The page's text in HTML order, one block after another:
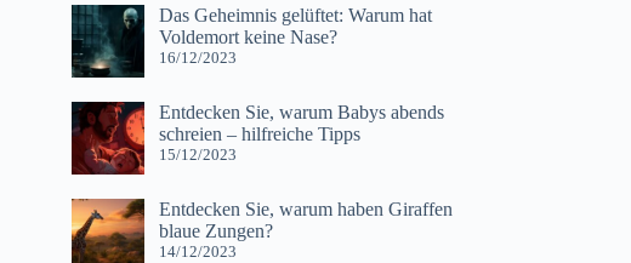
Das Geheimnis gelüftet: Warum hat
Voldemort keine Nase?
16/12/2023
Entdecken Sie, warum Babys abends
schreien – hilfreiche Tipps
15/12/2023
Entdecken Sie, warum haben Giraffen
blaue Zungen?
14/12/2023